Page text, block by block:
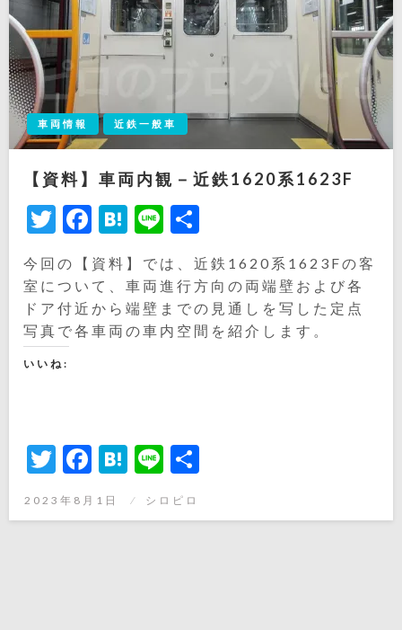
車両情報 近鉄一般車
【資料】車両内観－近鉄1620系1623F
Twitter
Facebook
Hatena
Line
有
今回の【資料】では、近鉄1620系1623Fの客
室について、車両進行方向の両端壁および各
ドア付近から端壁までの見通しを写した定点
写真で各車両の車内空間を紹介します。
いいね:
Twitter
Facebook
Hatena
Line
投
日:
2023年8月1日 シロピロ